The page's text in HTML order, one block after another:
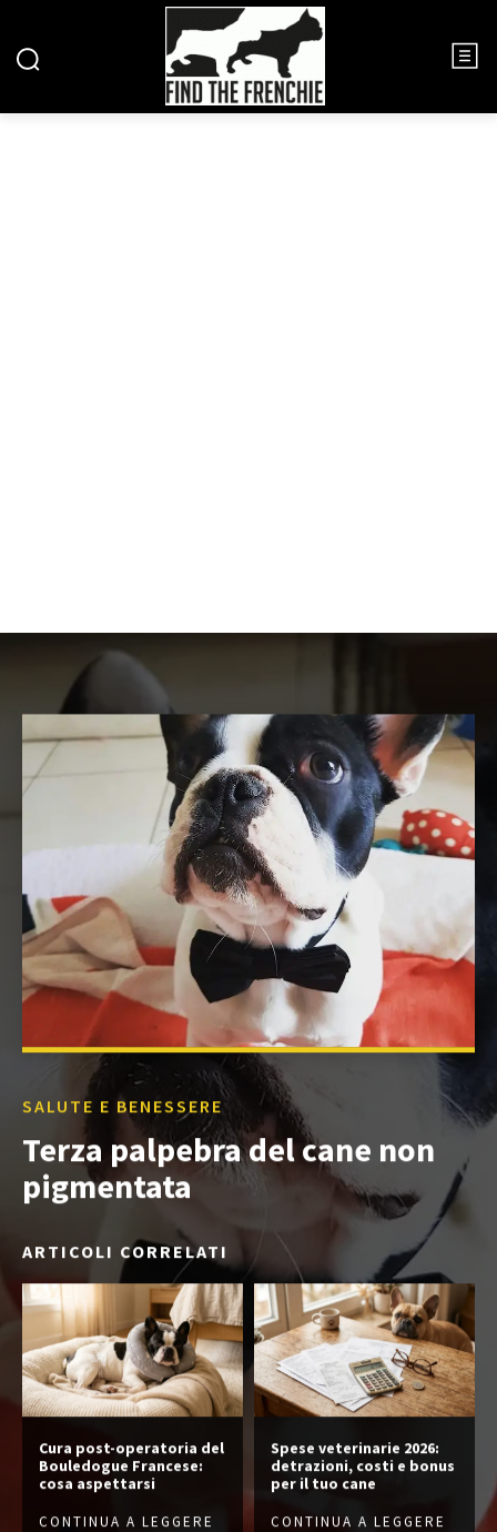
SALUTE E BENESSERE
Terza palpebra del cane non
pigmentata
ARTICOLI CORRELATI
Cura post-operatoria del
Bouledogue Francese:
cosa aspettarsi
CONTINUA A LEGGERE
Spese veterinarie 2026:
detrazioni, costi e bonus
per il tuo cane
CONTINUA A LEGGERE